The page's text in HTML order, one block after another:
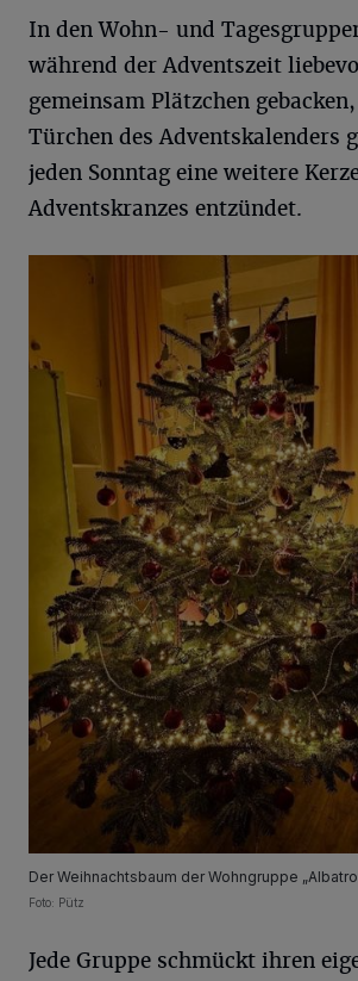
In den Wohn- und
während der Adventszeit
gemeinsam Plätzchen
Türchen des Adventskalenders
jeden Sonntag eine weitere
Adventskranzes entzündet.
Der Weihnachtsbaum der Wohngruppe
Foto: Pütz
Jede Gruppe schmückt ihren